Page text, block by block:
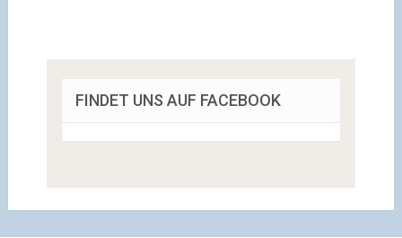
FINDET UNS AUF FACEBOOK